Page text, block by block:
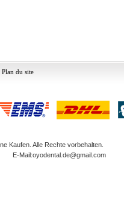
Plan du site
Kaufen. Alle Rechte vorbehalten.
E-Mail:oyodental.de@gmail.com